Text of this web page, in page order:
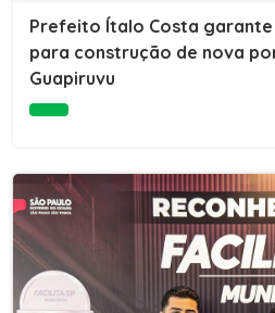
Prefeito Ítalo Costa garante
para construção de nova
Guapiruvu